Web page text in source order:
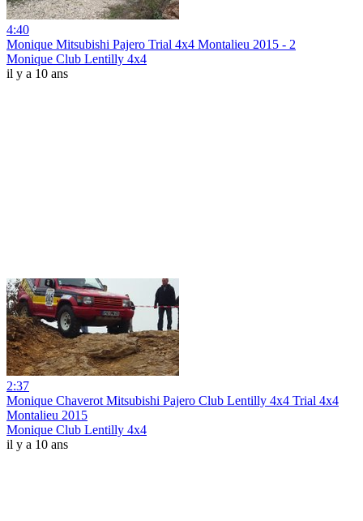
4:40
Monique Mitsubishi Pajero Trial 4x4 Montalieu 2015 - 2
Monique Club Lentilly 4x4
il y a 10 ans
2:37
Monique Chaverot Mitsubishi Pajero Club Lentilly 4x4 Trial 4x4
Montalieu 2015
Monique Club Lentilly 4x4
il y a 10 ans